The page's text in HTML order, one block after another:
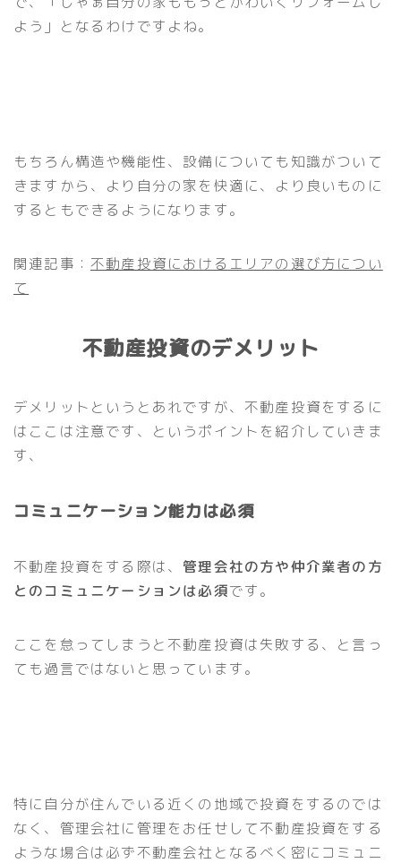
よう」となるわけですよね。
もちろん構造や機能性、設備についても知識がついて
きますから、より自分の家を快適に、より良いものに
するともできるようになります。
関連記事： 不動産投資におけるエリアの選び方につい
て
不動産投資のデメリット
デメリットというとあれですが、不動産投資をするに
はここは注意です、というポイントを紹介していきま
す、
コミュニケーション能力は必須
不動産投資をする際は、 管理会社の方や仲介業者の方
とのコミュニケーションは必須です。
ここを怠ってしまうと不動産投資は失敗する、と言っ
ても過言ではないと思っています。
特に自分が住んでいる近くの地域で投資をするのでは
なく、管理会社に管理をお任せして不動産投資をする
ような場合は必ず不動産会社となるべく密にコミュニ